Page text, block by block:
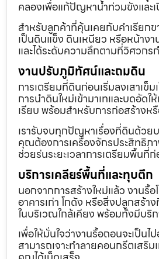
คลองเพื่อแก้ปัญหาน้ำท่วมขังและ
สำหรับลูกค้าที่คุ้นเคยกับคำเรียกข
เป็นดินแข็ง ดินเหนียว หรือหน้างา
และได้ระดับความลึกตามที่วิศวกร
งานปรับภูมิทัศน์และถมดิน
การเตรียมที่ดินก่อนเริ่มลงเสาเ
การนำดินใหม่เข้ามาเทและบดอัด
เรียบ พร้อมสำหรับการก่อสร้างห
เรารับจบทุกปัญหาเรื่องที่ดินด้วย
คุณต้องการเครื่องจักรประสิทธิภ
ช่วยร่นระยะเวลาการเตรียมพื้นที่
บริการเคลียร์พื้นที่และทุบตึก
นอกจากการสร้างใหม่แล้ว งานรื้
อาคารเก่า โกดัง หรือสิ่งปลูกสร้า
ในบริเวณใกล้เคียง พร้อมทั้งมีบริ
เพื่อให้มั่นใจว่างานรื้อถอนจะเป็น
สามารถเจาะทำลายคอนกรีตเสริ